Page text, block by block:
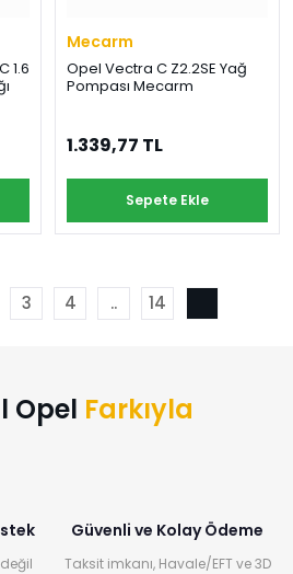
1.6
Mecarm
Opel Vectra C Z2.2SE Yağ
Pompası Mecarm
1.339,77 TL
Sepete Ekle
3 4 .. 14
Opel Farkıyla
Güvenli ve Kolay Ödeme
Taksit imkanı, Havale/EFT ve 3D